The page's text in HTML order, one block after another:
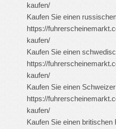
kaufen/
Kaufen Sie einen
https://
kaufen/
Kaufen Sie einen
https://
kaufen/
Kaufen Sie einen
https://
kaufen/
Kaufen Sie einen britischen